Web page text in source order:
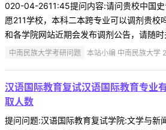
020-04-2611:45提问内容:请问贵校中国
愿211学校，本科二本跨专业可以调剂贵校
和各学院网站近期会发布调剂公告，请随
中南民族大学考研问题 本站小编 中南民族大学
汉语国际教育复试汉语国际教育专业
取人数
提问问题:汉语国际教育复试学院:文学与